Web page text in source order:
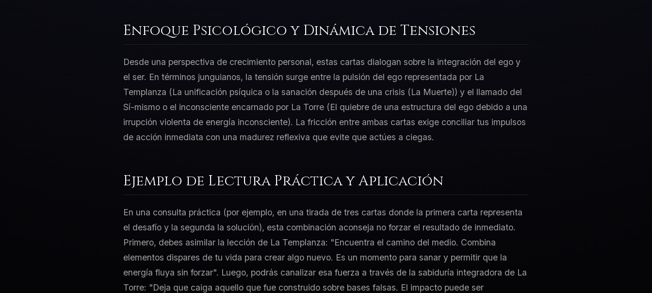
Enfoque Psicológico y Dinámica de Tensiones
Desde una perspectiva de crecimiento personal, estas cartas dialogan sobre la integración del ego y
el ser. En términos junguianos, la tensión surge entre la pulsión del ego representada por La
Templanza (La unificación psíquica o la sanación después de una crisis (La Muerte)) y el llamado del
Sí-mismo o el inconsciente encarnado por La Torre (El quiebre de una estructura del ego debido a una
irrupción violenta de energía inconsciente). La fricción entre ambas cartas exige conciliar tus impulsos
de acción inmediata con una madurez reflexiva que evite que actúes a ciegas.
Ejemplo de Lectura Práctica y Aplicación
En una consulta práctica (por ejemplo, en una tirada de tres cartas donde la primera carta representa
el desafío y la segunda la solución), esta combinación aconseja no forzar el resultado de inmediato.
Primero, debes asimilar la lección de La Templanza: "Encuentra el camino del medio. Combina
elementos dispares de tu vida para crear algo nuevo. Es un momento para sanar y permitir que la
energía fluya sin forzar". Luego, podrás canalizar esa fuerza a través de la sabiduría integradora de La
Torre: "Deja que caiga aquello que fue construido sobre bases falsas. El impacto puede ser